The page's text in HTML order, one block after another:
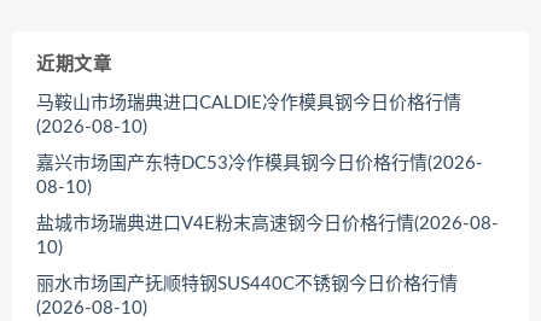
近期文章
马鞍山市场瑞典进口CALDIE冷作模具钢今日价格行情
(2026-08-10)
嘉兴市场国产东特DC53冷作模具钢今日价格行情(2026-
08-10)
盐城市场瑞典进口V4E粉末高速钢今日价格行情(2026-08-
10)
丽水市场国产抚顺特钢SUS440C不锈钢今日价格行情
(2026-08-10)